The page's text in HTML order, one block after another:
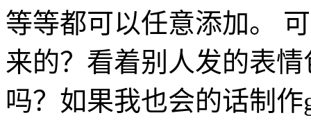
等等都可以任意添加。
来的？看着别人发的表
吗？如果我也会的话制